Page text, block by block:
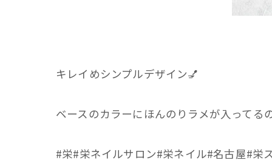
キレイめシンプルデザイン💅
ベースのカラーにほんのりラメが入ってる
#栄#栄ネイルサロン#栄ネイル#名古屋#栄